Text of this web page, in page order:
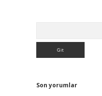
Son yorumlar